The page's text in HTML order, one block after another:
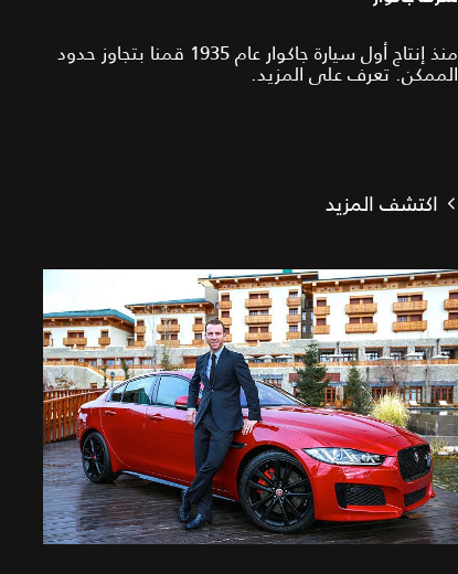
منذ إنتاج أول سيارة جاكوار عام 1935 قمنا بتجاوز حدود
الممكن. تعرف على المزيد.
اكتشف المزيد